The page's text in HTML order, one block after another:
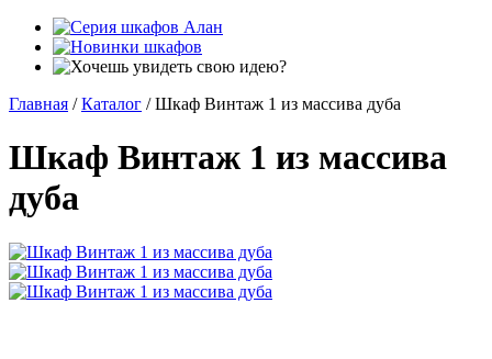
Главная / Каталог / Шкаф Винтаж 1 из массива дуба
Шкаф Винтаж 1 из массива
дуба